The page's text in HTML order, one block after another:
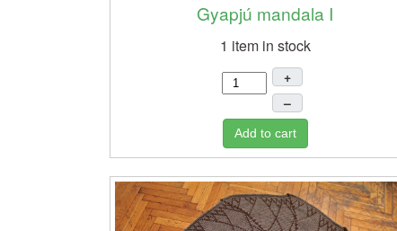
Gyapjú mandala I
1 item in stock
+
–
Add to cart